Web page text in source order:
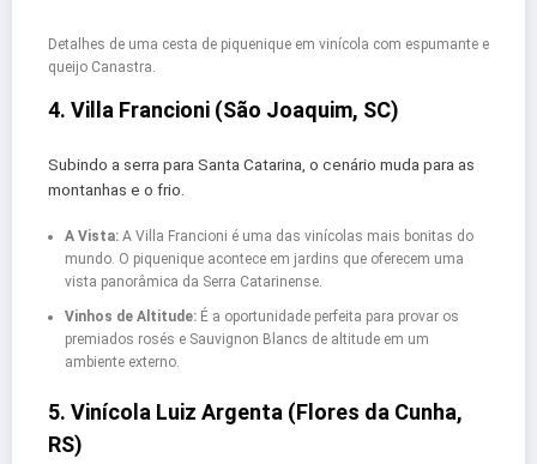
Detalhes de uma cesta de piquenique em vinícola com espumante e
queijo Canastra.
4. Villa Francioni (São Joaquim, SC)
Subindo a serra para Santa Catarina, o cenário muda para as
montanhas e o frio.
A Vista:A Villa Francioni é uma das vinícolas mais bonitas do
mundo. O piquenique acontece em jardins que oferecem uma
vista panorâmica da Serra Catarinense.
Vinhos de Altitude:É a oportunidade perfeita para provar os
premiados rosés e Sauvignon Blancs de altitude em um
ambiente externo.
5. Vinícola Luiz Argenta (Flores da Cunha,
RS)